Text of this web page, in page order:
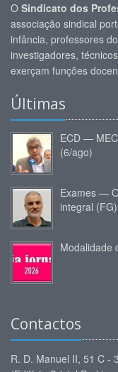
O Sindicato dos
associação sindical
infância, professores
investigadores,
exerçam funções
Últimas
ECD —
(6/ago)
Exames —
integral (FG)
Modalidade
Contactos
R. D. Manuel II, 51 C -